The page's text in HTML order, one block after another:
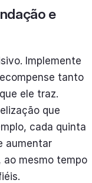
e
Implemente
tanto
ele traz.
que
cada quinta
aumentar
ao mesmo tempo